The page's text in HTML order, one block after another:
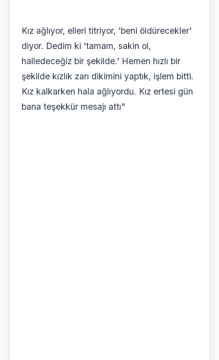
Kız ağlıyor, elleri titriyor, 'beni öldürecekler'
diyor. Dedim ki 'tamam, sakin ol,
halledeceğiz bir şekilde.' Hemen hızlı bir
şekilde kızlık zarı dikimini yaptık, işlem bitti.
Kız kalkarken hala ağlıyordu. Kız ertesi gün
bana teşekkür mesajı attı"